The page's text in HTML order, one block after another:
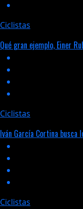
Ciclistas
Qué gran ejemplo, Einer
Ciclistas
Iván García Cortina busca
Ciclistas